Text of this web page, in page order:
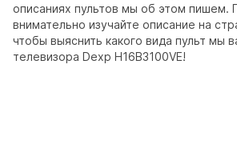
описаниях пультов мы об этом пишем.
внимательно изучайте описание на
чтобы выяснить какого вида пульт мы
телевизора Dexp H16B3100VE!